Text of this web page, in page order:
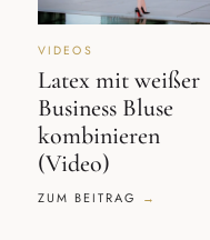
VIDEOS
Latex mit weißer
Business Bluse
kombinieren
(Video)
ZUM BEITRAG